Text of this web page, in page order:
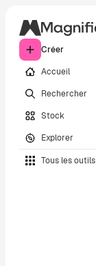
Créer
Accueil
Rechercher
Stock
Explorer
Tous les outils